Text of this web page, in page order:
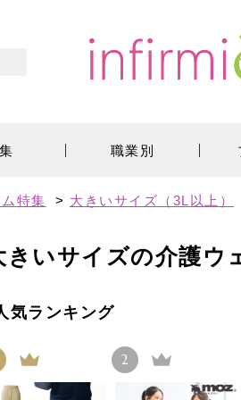
職業別
特集 > 大きいサイズ（3L以上）
きいサイズの介護ウ
気ランキング
2